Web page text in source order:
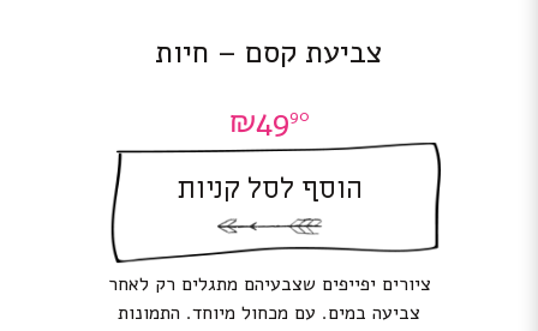
צביעת קסם – חיות
₪4990
הוסף לסל קניות
ציורים יפייפים שצבעיהם מתגלים רק לאחר
צביעה במים. עם מכחול מיוחד. התמונות